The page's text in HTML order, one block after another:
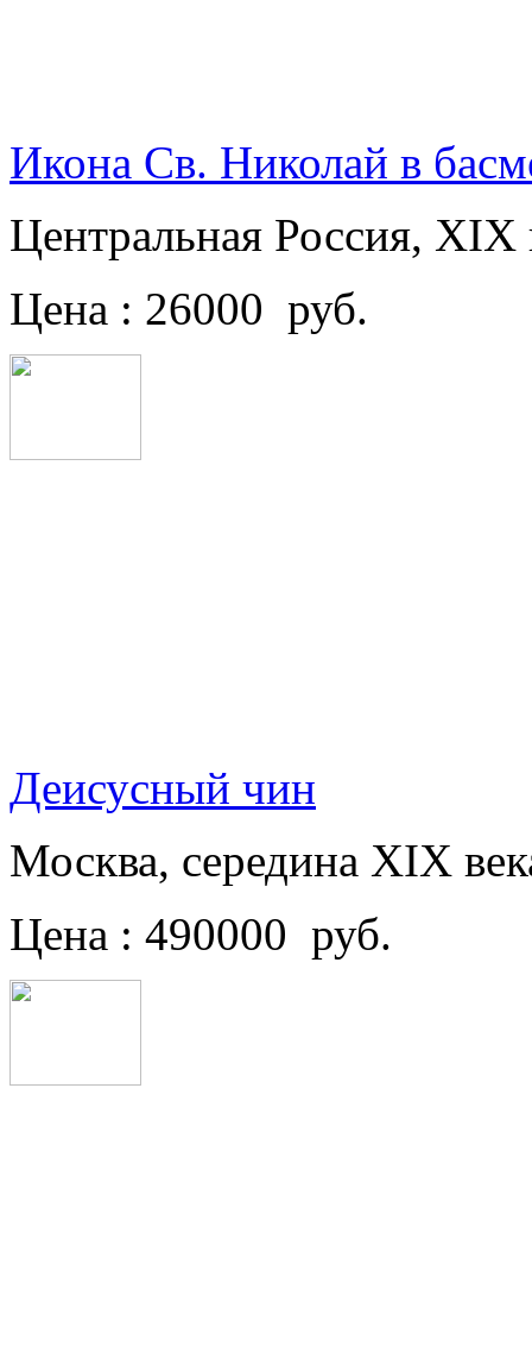
Икона Св. Николай в
Центральная Россия,
Цена : 26000 руб.
Деисусный чин
Москва, середина XIX
Цена : 490000 руб.